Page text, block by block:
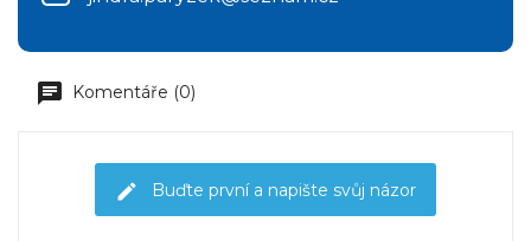
Komentáře (0)
Buďte první a napište svůj názor